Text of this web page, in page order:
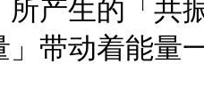
所产生的「
」带动着能量